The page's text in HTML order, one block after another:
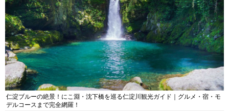
仁淀ブルーの絶景！にこ淵・沈下橋を巡る仁淀川観光ガイド｜グルメ・宿・モ
デルコースまで完全網羅！